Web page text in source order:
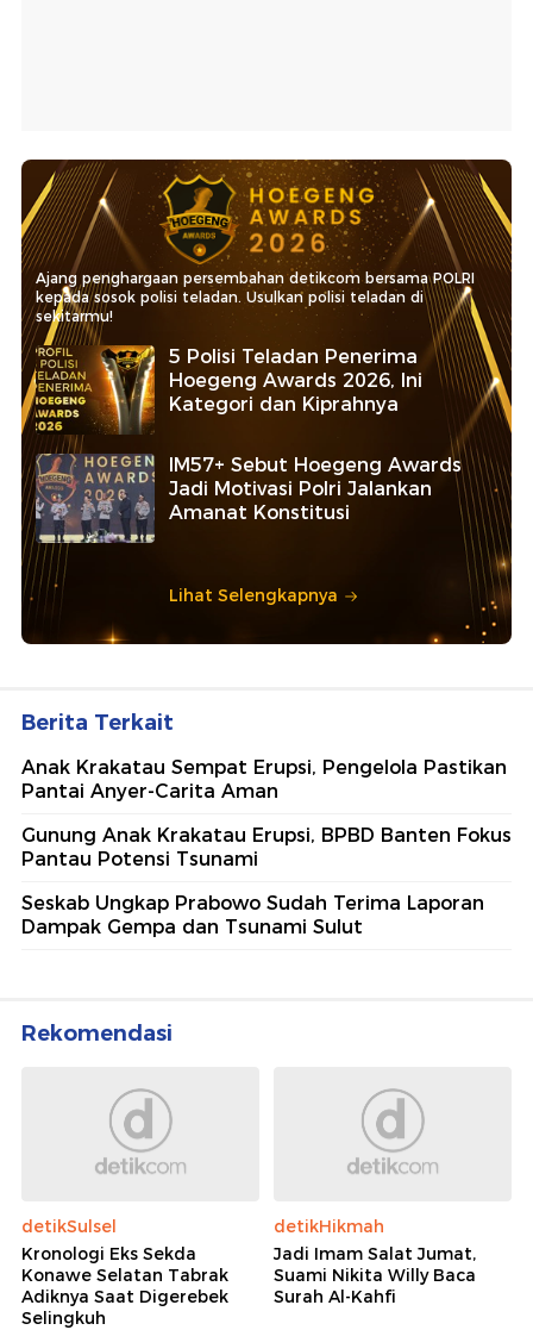
Ajang penghargaan persembahan detikcom bersama POLRI
kepada sosok polisi teladan. Usulkan polisi teladan di
sekitarmu!
5 Polisi Teladan Penerima
Hoegeng Awards 2026, Ini
Kategori dan Kiprahnya
IM57+ Sebut Hoegeng Awards
Jadi Motivasi Polri Jalankan
Amanat Konstitusi
Lihat Selengkapnya
Berita Terkait
Anak Krakatau Sempat Erupsi, Pengelola Pastikan
Pantai Anyer-Carita Aman
Gunung Anak Krakatau Erupsi, BPBD Banten Fokus
Pantau Potensi Tsunami
Seskab Ungkap Prabowo Sudah Terima Laporan
Dampak Gempa dan Tsunami Sulut
Rekomendasi
detikSulsel
Kronologi Eks Sekda
Konawe Selatan Tabrak
Adiknya Saat Digerebek
Selingkuh
detikHikmah
Jadi Imam Salat Jumat,
Suami Nikita Willy Baca
Surah Al-Kahfi